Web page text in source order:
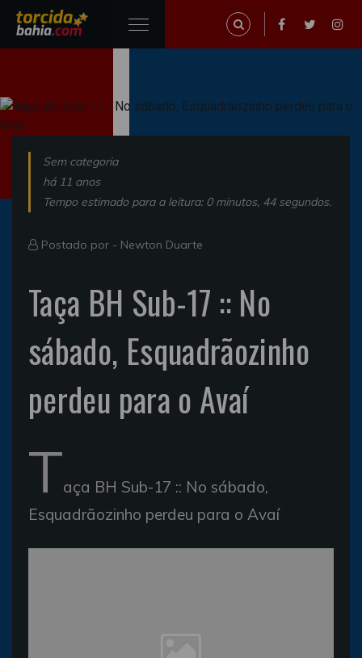
Sem categoria
há 11 anos
Tempo estimado para a leitura: 0 minutos, 44 segundos.
Postado por - Newton Duarte
Taça BH Sub-17 :: No
sábado, Esquadrãozinho
perdeu para o Avaí
Taça BH Sub-17 :: No sábado,
Esquadrãozinho perdeu para o Avaí